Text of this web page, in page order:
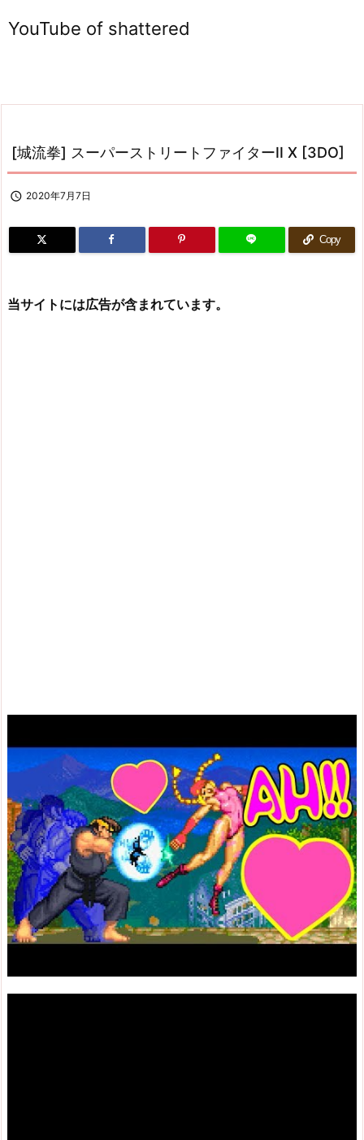
YouTube of shattered
[城流拳] スーパーストリートファイターII X [3DO]
 2020年7月7日
Copy
当サイトには広告が含まれています。